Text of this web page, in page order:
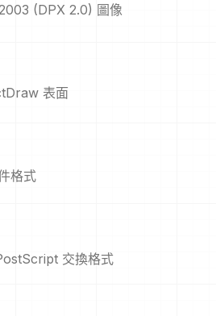
(DPX 2.0) 圖像
表面
格式
交換格式